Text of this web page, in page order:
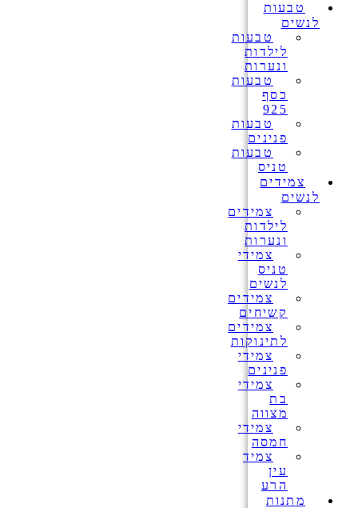
טבעות
לנשים
טבעות
לילדות
ונערות
טבעות
כסף
925
טבעות
פנינים
טבעות
טניס
צמידים
לנשים
צמידים
לילדות
ונערות
צמידי
טניס
לנשים
צמידים
קשיחים
צמידים
לתינוקות
צמידי
פנינים
צמידי
בת
מצווה
צמידי
חמסה
צמיד
עין
הרע
מתנות